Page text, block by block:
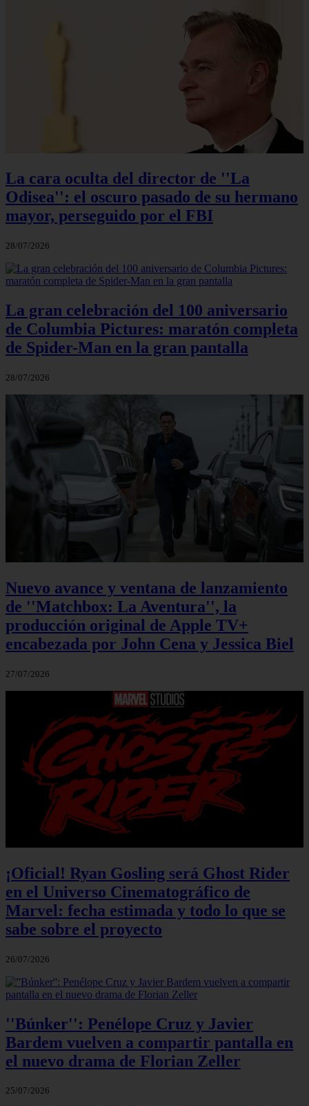
La cara oculta del director de ''La
Odisea'': el oscuro pasado de su hermano
mayor, perseguido por el FBI
28/07/2026
La gran celebración del 100 aniversario
de Columbia Pictures: maratón completa
de Spider-Man en la gran pantalla
28/07/2026
Nuevo avance y ventana de lanzamiento
de ''Matchbox: La Aventura'', la
producción original de Apple TV+
encabezada por John Cena y Jessica Biel
27/07/2026
¡Oficial! Ryan Gosling será Ghost Rider
en el Universo Cinematográfico de
Marvel: fecha estimada y todo lo que se
sabe sobre el proyecto
26/07/2026
''Búnker'': Penélope Cruz y Javier
Bardem vuelven a compartir pantalla en
el nuevo drama de Florian Zeller
25/07/2026